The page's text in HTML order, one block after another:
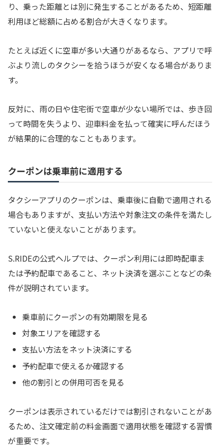
り、乗った距離とは別に発生することがあるため、短距離
利用ほど総額に占める割合が大きくなります。
たとえば近くに空車が多い大通りがあるなら、アプリで呼
ぶより流しのタクシーを拾うほうが安くなる場合がありま
す。
反対に、雨の日や住宅街で空車が少ない場所では、歩き回
って時間を失うより、迎車料金を払って確実に呼んだほう
が結果的に合理的なこともあります。
クーポンは乗車前に適用する
タクシーアプリのクーポンは、乗車後に自動で適用される
場合もありますが、支払い方法や対象注文の条件を満たし
ていないと使えないことがあります。
S.RIDEの公式ヘルプでは、クーポン利用には即時配車ま
たは予約配車であること、ネット決済を選ぶことなどの条
件が説明されています。
乗車前にクーポンの有効期限を見る
対象エリアを確認する
支払い方法をネット決済にする
予約配車で使えるか確認する
他の割引との併用可否を見る
クーポンは表示されているだけでは割引されないことがあ
るため、注文確定前の料金画面で適用状態を確認する習慣
が重要です。